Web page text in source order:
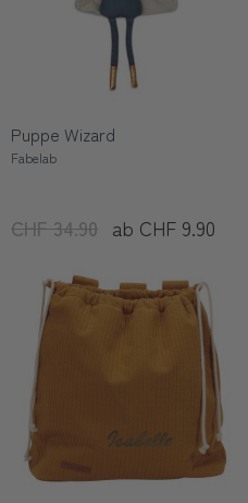
Puppe Wizard
Fabelab
CHF 34.90 ab CHF 9.90